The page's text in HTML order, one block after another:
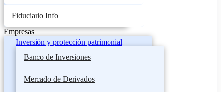
Fiduciario Info
Empresas
Inversión y protección patrimonial
Banco de Inversiones
Mercado de Derivados